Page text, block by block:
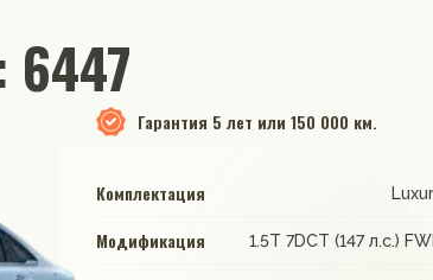
6447
Гарантия 5 лет или 150 000 км.
Комплектация
Модификация 1.5T 7DCT (147 л.с.)